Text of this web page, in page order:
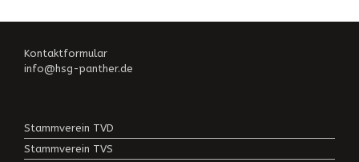
Kontaktformular
info@hsg-panther.de
Stammverein TVD
Stammverein TVS